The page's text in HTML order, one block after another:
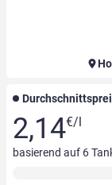
2,14€/l
basierend auf 6